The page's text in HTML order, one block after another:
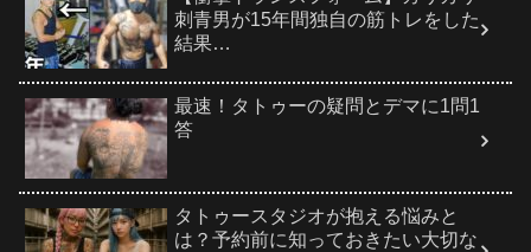
刺青男が15年間独自の筋トレをした
結果…
最速！タトゥーの疑問とデマに1問1
答
タトゥースタジオが抱える悩みと
は？予約前に知っておきたい大切な